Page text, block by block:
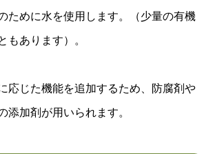
ために水を使用します。（少量の有機
もあります）。
応じた機能を追加するため、防腐剤や
添加剤が用いられます。